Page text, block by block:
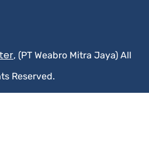
, (PT Weabro Mitra Jaya) All
Reserved.